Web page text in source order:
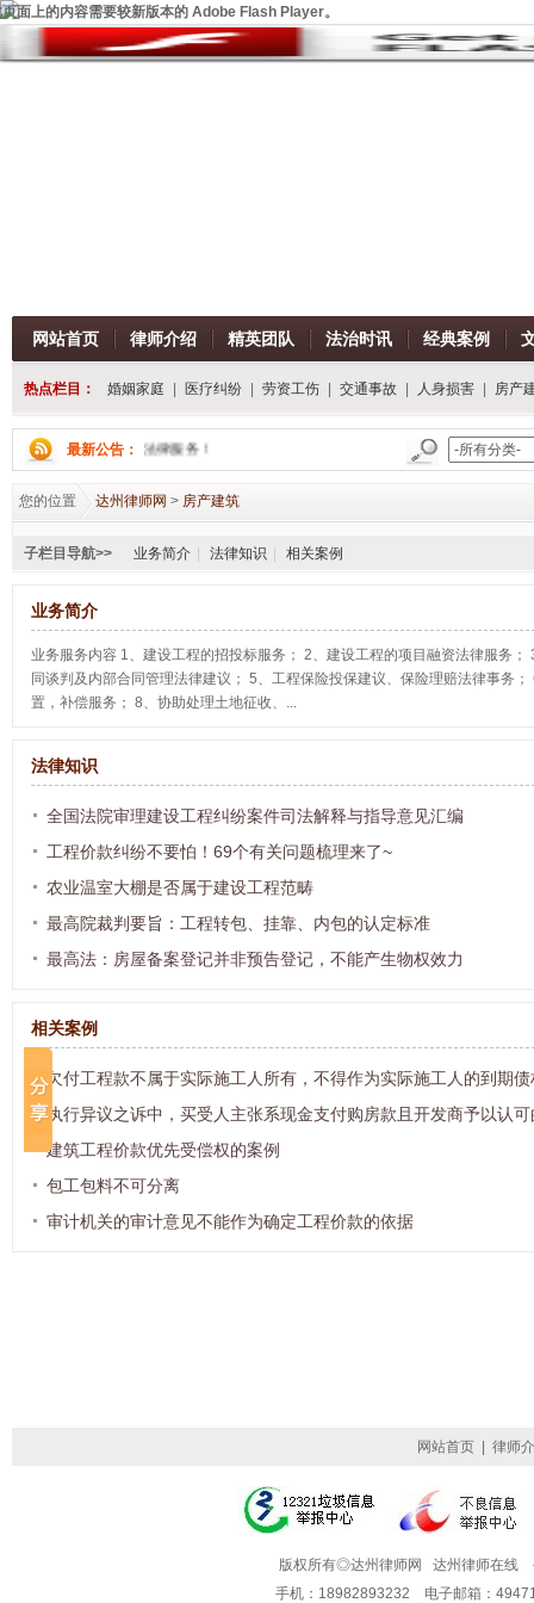
面上的内容需要较新版本的 Adobe Flash Player。
网站首页 律师介绍 精英团队 法治时讯 经典案例
热点栏目： 婚姻家庭 医疗纠纷 劳资工伤 交通事故 人身损害 房产
最新公告：
将为您提供一流的法律服务！
您的位置 达州律师网 > 房产建筑
子栏目导航>> 业务简介 法律知识 相关案例
业务简介
业务服务内容 1、建设工程的招投标服务； 2、建设工程的项目融资法律服务
同谈判及内部合同管理法律建议； 5、工程保险投保建议、保险理赔法律事务
置，补偿服务； 8、协助处理土地征收、...
法律知识
全国法院审理建设工程纠纷案件司法解释与指导意见汇编
工程价款纠纷不要怕！69个有关问题梳理来了~
农业温室大棚是否属于建设工程范畴
最高院裁判要旨：工程转包、挂靠、内包的认定标准
最高法：房屋备案登记并非预告登记，不能产生物权效力
相关案例
欠付工程款不属于实际施工人所有，不得作为实际施工人的到期
执行异议之诉中，买受人主张系现金支付购房款且开发商予以认
建筑工程价款优先受偿权的案例
包工包料不可分离
审计机关的审计意见不能作为确定工程价款的依据
网站首页 律师
版权所有◎达州律师网 达州律师在线
手机：18982893232 电子邮箱：